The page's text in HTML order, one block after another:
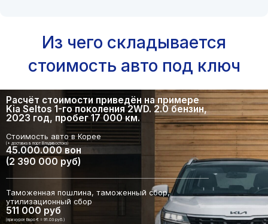
Из чего складывается
стоимость авто под ключ
Расчёт стоимости приведён на примере
Kia Seltos 1-го поколения 2WD. 2.0 бензин,
2023 год, пробег 17 000 км.
Стоимость авто в Корее
(+ доставка в порт Владивостока)
45.000.000 вон
(2 390 000 руб)
Таможенная пошлина, таможенный сбор,
утилизационный сбор
511 000 руб
(при курсе Евро € = 91.03 руб.)